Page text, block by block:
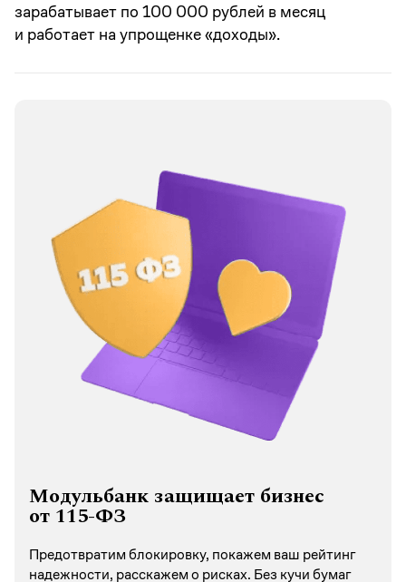
зарабатывает по 100 000 рублей в месяц
и работает на упрощенке «доходы».
Модульбанк защищает бизнес
от 115-ФЗ
Предотвратим блокировку, покажем ваш рейтинг
надежности, расскажем о рисках. Без кучи бумаг